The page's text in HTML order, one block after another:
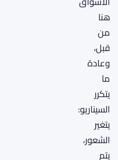
هنا
من
قبل،
وعادة
ما
يتكرر
السيناريو:
يتغير
الشعور،
يتم